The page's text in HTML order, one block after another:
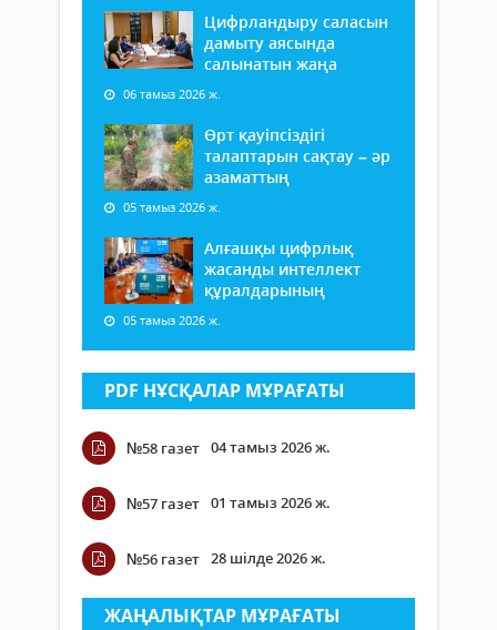
Цифрландыру саласын
дамыту аясында
салынатын жаңа
06 тамыз 2026 ж.
Өрт қауіпсіздігі
талаптарын сақтау – әр
азаматтың
05 тамыз 2026 ж.
Алғашқы цифрлық
жасанды интеллект
құралдарының
05 тамыз 2026 ж.
PDF НҰСҚАЛАР МҰРАҒАТЫ
№58 газет 04 тамыз 2026 ж.
№57 газет 01 тамыз 2026 ж.
№56 газет 28 шілде 2026 ж.
ЖАҢАЛЫҚТАР МҰРАҒАТЫ